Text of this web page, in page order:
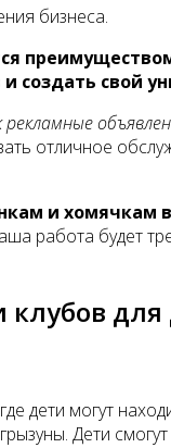
бизнеса.
свой
отличное
и хомячкам
работа будет
для
могут
Дети